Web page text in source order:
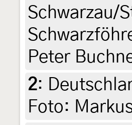
Schwarzau/
Peter
2:
Foto: